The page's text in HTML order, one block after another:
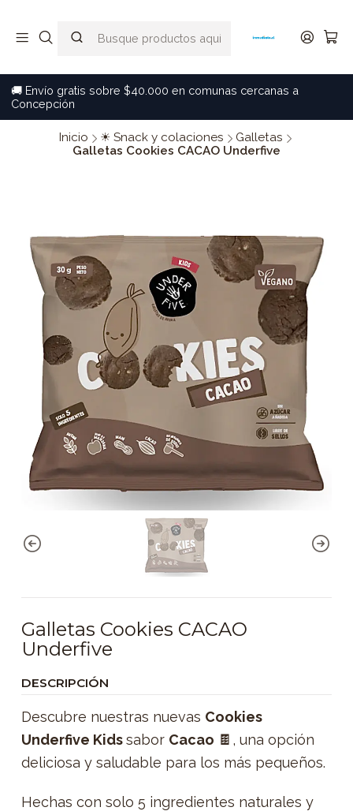
🚚 Envío gratis sobre $40.000 en comunas cercanas a
Concepción
Inicio ☀ Snack y colaciones
Galletas
Galletas Cookies CACAO Underfive
Galletas Cookies CACAO
Underfive
DESCRIPCIÓN
Descubre nuestras nuevas Cookies
Underfive Kidssabor Cacao 🍫, una opción
deliciosa y saludable para los más pequeños.
Hechas con solo 5 ingredientes naturales y